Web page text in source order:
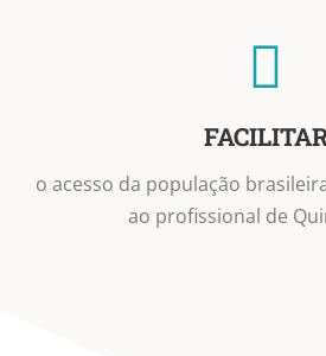
o acesso da população
ao profissional de